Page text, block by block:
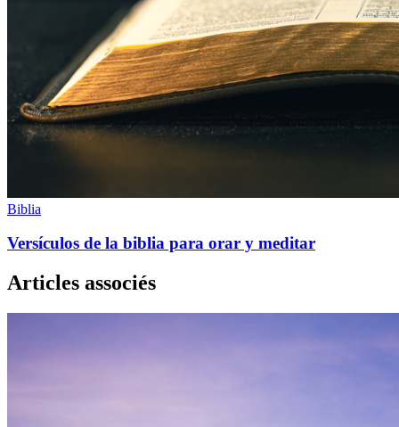
Biblia
Versículos de la biblia para orar y meditar
Articles associés